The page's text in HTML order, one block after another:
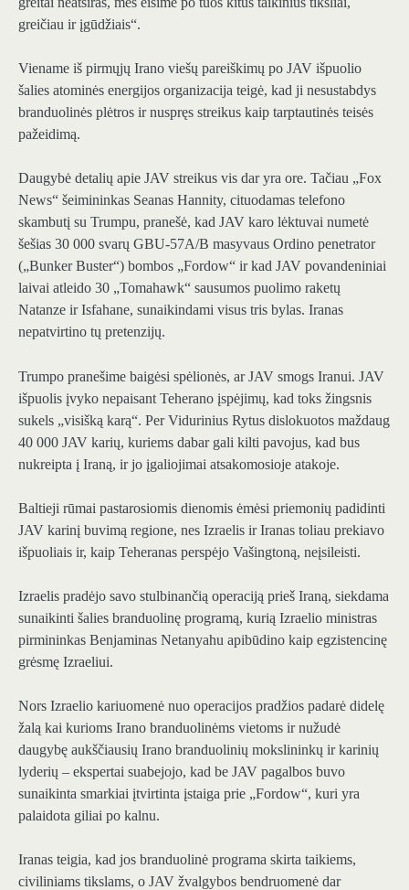
greičiau ir įgūdžiais“.
Viename iš pirmųjų Irano viešų pareiškimų po JAV išpuolio
šalies atominės energijos organizacija teigė, kad ji nesustabdys
branduolinės plėtros ir nuspręs streikus kaip tarptautinės teisės
pažeidimą.
Daugybė detalių apie JAV streikus vis dar yra ore. Tačiau „Fox
News“ šeimininkas Seanas Hannity, cituodamas telefono
skambutį su Trumpu, pranešė, kad JAV karo lėktuvai numetė
šešias 30 000 svarų GBU-57A/B masyvaus Ordino penetrator
(„Bunker Buster“) bombos „Fordow“ ir kad JAV povandeniniai
laivai atleido 30 „Tomahawk“ sausumos puolimo raketų
Natanze ir Isfahane, sunaikindami visus tris bylas. Iranas
nepatvirtino tų pretenzijų.
Trumpo pranešime baigėsi spėlionės, ar JAV smogs Iranui. JAV
išpuolis įvyko nepaisant Teherano įspėjimų, kad toks žingsnis
sukels „visišką karą“. Per Vidurinius Rytus dislokuotos maždaug
40 000 JAV karių, kuriems dabar gali kilti pavojus, kad bus
nukreipta į Iraną, ir jo įgaliojimai atsakomosioje atakoje.
Baltieji rūmai pastarosiomis dienomis ėmėsi priemonių padidinti
JAV karinį buvimą regione, nes Izraelis ir Iranas toliau prekiavo
išpuoliais ir, kaip Teheranas perspėjo Vašingtoną, neįsileisti.
Izraelis pradėjo savo stulbinančią operaciją prieš Iraną, siekdama
sunaikinti šalies branduolinę programą, kurią Izraelio ministras
pirmininkas Benjaminas Netanyahu apibūdino kaip egzistencinę
grėsmę Izraeliui.
Nors Izraelio kariuomenė nuo operacijos pradžios padarė didelę
žalą kai kurioms Irano branduolinėms vietoms ir nužudė
daugybę aukščiausių Irano branduolinių mokslininkų ir karinių
lyderių – ekspertai suabejojo, kad be JAV pagalbos buvo
sunaikinta smarkiai įtvirtinta įstaiga prie „Fordow“, kuri yra
palaidota giliai po kalnu.
Iranas teigia, kad jos branduolinė programa skirta taikiems,
civiliniams tikslams, o JAV žvalgybos bendruomenė dar